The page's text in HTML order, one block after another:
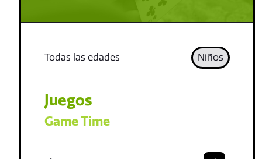
Todas las edades Niños
Juegos
Game Time